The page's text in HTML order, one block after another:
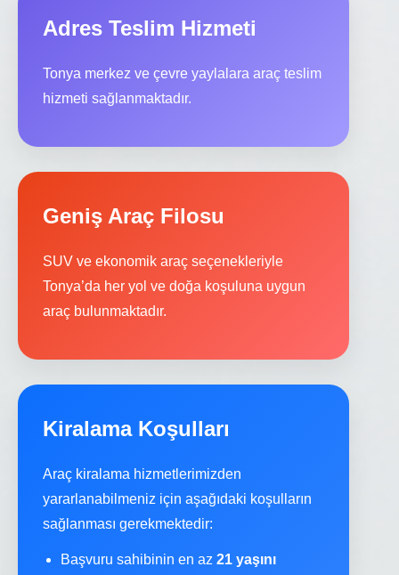
Adres Teslim Hizmeti
Tonya merkez ve çevre yaylalara araç teslim
hizmeti sağlanmaktadır.
Geniş Araç Filosu
SUV ve ekonomik araç seçenekleriyle
Tonya’da her yol ve doğa koşuluna uygun
araç bulunmaktadır.
Kiralama Koşulları
Araç kiralama hizmetlerimizden
yararlanabilmeniz için aşağıdaki koşulların
sağlanması gerekmektedir:
Başvuru sahibinin en az 21 yaşını